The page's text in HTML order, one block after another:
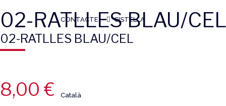
CONTACTE CISTELLA
Català
02-RATLLES BLAU/CEL
02-RATLLES BLAU/CEL
8,00 €